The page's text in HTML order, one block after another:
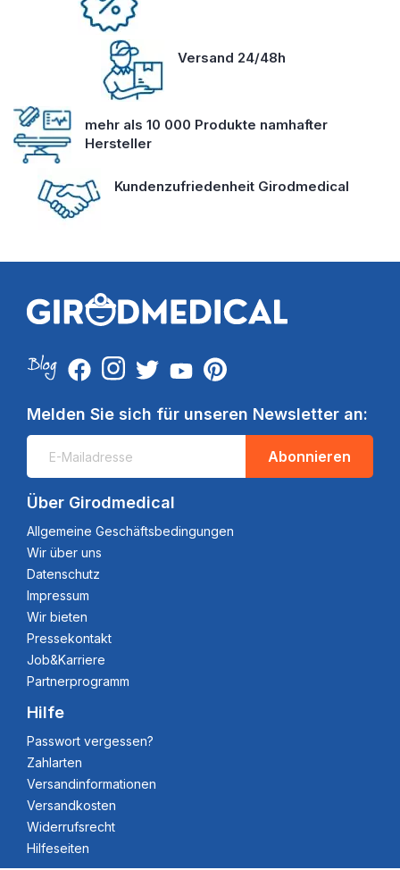
Versand 24/48h
mehr als 10 000 Produkte namhafter
Hersteller
Kundenzufriedenheit Girodmedical
Melden Sie sich für unseren Newsletter an:
Abonnieren
Über Girodmedical
Allgemeine Geschäftsbedingungen
Wir über uns
Datenschutz
Impressum
Wir bieten
Pressekontakt
Job&Karriere
Partnerprogramm
Hilfe
Passwort vergessen?
Zahlarten
Versandinformationen
Versandkosten
Widerrufsrecht
Hilfeseiten